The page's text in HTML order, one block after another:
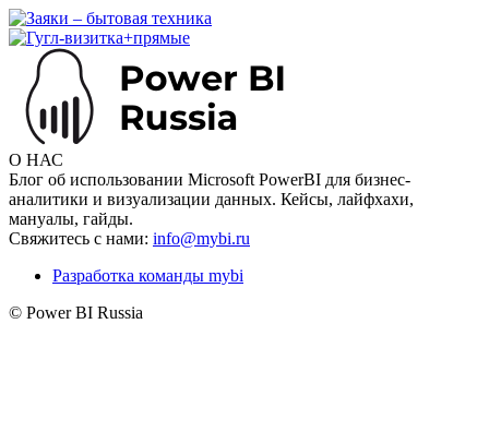
О НАС
Блог об использовании Microsoft PowerBI для бизнес-
аналитики и визуализации данных. Кейсы, лайфхахи,
мануалы, гайды.
Свяжитесь с нами: info@mybi.ru
Разработка команды mybi
© Power BI Russia